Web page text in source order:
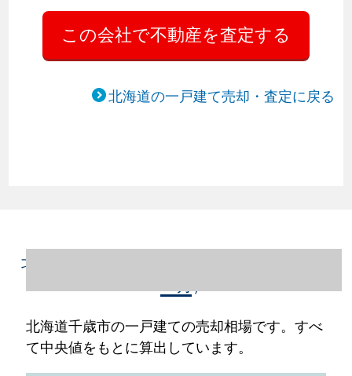
北海道の一戸建て売却・査定に戻る
北海道千歳市の一戸建て売却情報（2023年1
北海道千歳市の一戸建ての売却相場です。すべ
て中央値をもとに算出しています。